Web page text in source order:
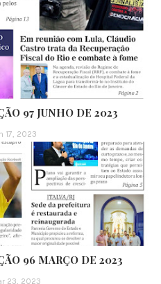
97 JUNHO DE 2023
17, 2023
96 MARÇO DE 2023
23, 2023